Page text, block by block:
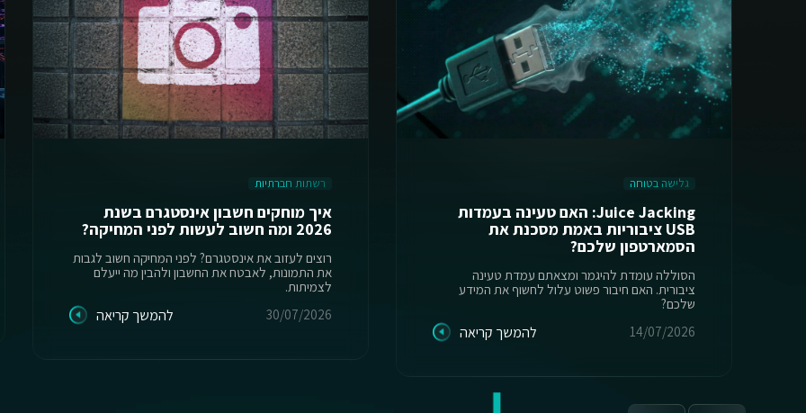
גלישה בטוחה
Juice Jacking: האם טעינה בעמדות
USB ציבוריות באמת מסכנת את
הסמארטפון שלכם?
הסוללה עומדת להיגמר ומצאתם עמדת טעינה
ציבורית. האם חיבור פשוט עלול לחשוף את המידע
שלכם?
14/07/2026
להמשך קריאה
רשתות חברתיות
איך מוחקים חשבון אינסטגרם בשנת
2026 ומה חשוב לעשות לפני המחיקה?
רוצים לעזוב את אינסטגרם? לפני המחיקה חשוב לגבות
את התמונות, לאבטח את החשבון ולהבין מה ייעלם
לצמיתות.
30/07/2026
להמשך קריאה